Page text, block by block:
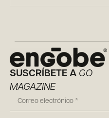
SUSCRÍBETE A GO
MAGAZINE